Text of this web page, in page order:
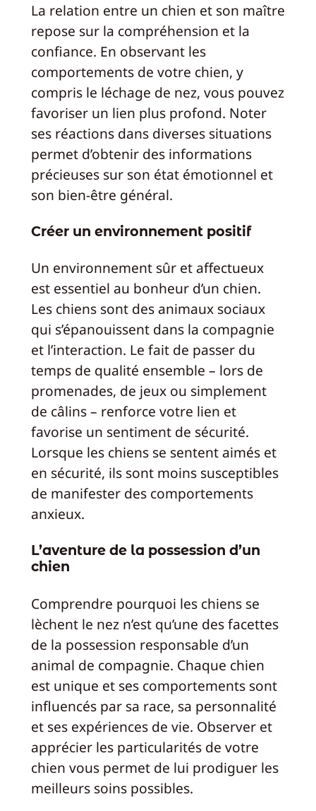
La relation entre un chien et son maître
repose sur la compréhension et la
confiance. En observant les
comportements de votre chien, y
compris le léchage de nez, vous pouvez
favoriser un lien plus profond. Noter
ses réactions dans diverses situations
permet d’obtenir des informations
précieuses sur son état émotionnel et
son bien-être général.
Créer un environnement positif
Un environnement sûr et affectueux
est essentiel au bonheur d’un chien.
Les chiens sont des animaux sociaux
qui s’épanouissent dans la compagnie
et l’interaction. Le fait de passer du
temps de qualité ensemble – lors de
promenades, de jeux ou simplement
de câlins – renforce votre lien et
favorise un sentiment de sécurité.
Lorsque les chiens se sentent aimés et
en sécurité, ils sont moins susceptibles
de manifester des comportements
anxieux.
L’aventure de la possession d’un
chien
Comprendre pourquoi les chiens se
lèchent le nez n’est qu’une des facettes
de la possession responsable d’un
animal de compagnie. Chaque chien
est unique et ses comportements sont
influencés par sa race, sa personnalité
et ses expériences de vie. Observer et
apprécier les particularités de votre
chien vous permet de lui prodiguer les
meilleurs soins possibles.